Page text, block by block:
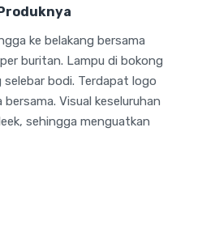
ke belakang bersama
buritan. Lampu di bokong
bodi. Terdapat logo
Visual keseluruhan
sehingga menguatkan